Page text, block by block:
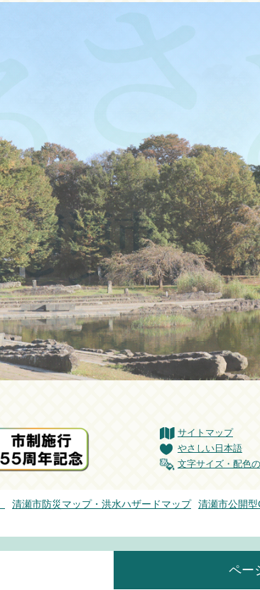
サイトマップ
やさしい日本語
文字サイズ・配色
清瀬市防災マップ・洪水ハザードマップ
清瀬市公開型
ペー